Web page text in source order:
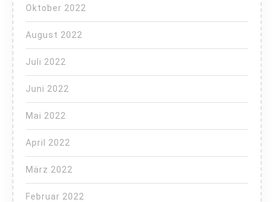
Oktober 2022
August 2022
Juli 2022
Juni 2022
Mai 2022
April 2022
März 2022
Februar 2022